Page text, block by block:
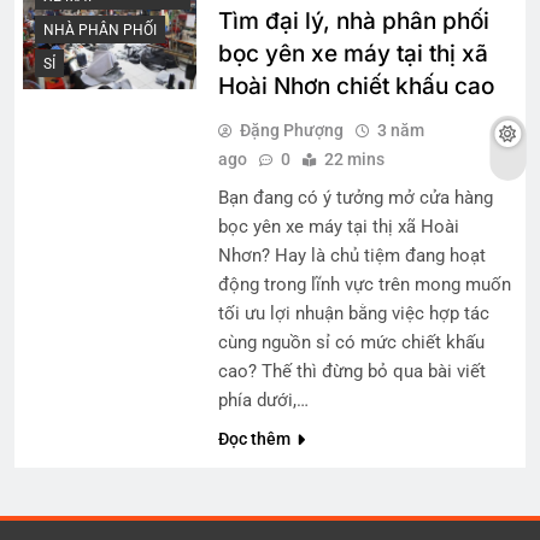
NHÀ PHÂN PHỐI
SỈ
Tìm đại lý, nhà phân phối
bọc yên xe máy tại thị xã
Hoài Nhơn chiết khấu cao
Đặng Phượng
3 năm
ago
0 22 mins
Bạn đang có ý tưởng mở cửa hàng
bọc yên xe máy tại thị xã Hoài
Nhơn? Hay là chủ tiệm đang hoạt
động trong lĩnh vực trên mong muốn
tối ưu lợi nhuận bằng việc hợp tác
cùng nguồn sỉ có mức chiết khấu
cao? Thế thì đừng bỏ qua bài viết
phía dưới,…
Đọc thêm